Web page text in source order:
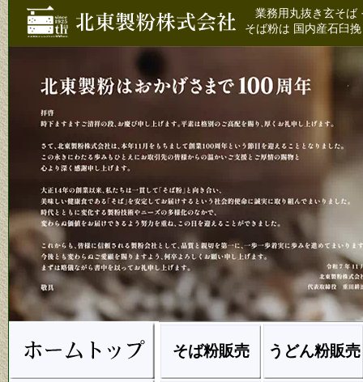
業務用丸抜き玄そ
そば粉は 国内産石臼
そば粉販売 うどん粉販売